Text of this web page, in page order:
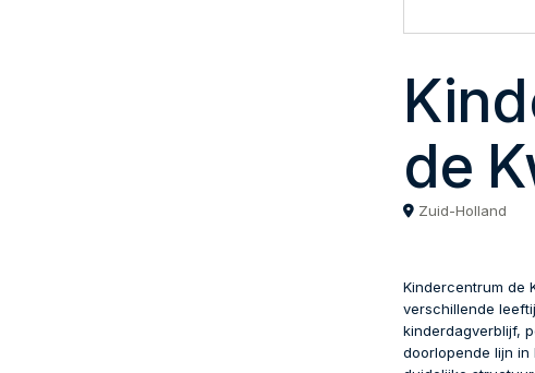
de
Zuid-Holland
Kindercentrum de
verschillende
kinderdagverblijf,
doorlopende lijn in